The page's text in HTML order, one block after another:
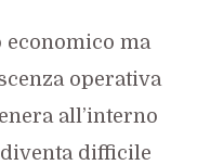
economico ma
operativa
all’interno
difficile